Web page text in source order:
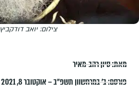
צילום: יואב דודקביץ
מאת:סיון רהב-מאיר
פורסם:ב׳ במרחשוון תשפ״ב – אוקטובר 8, 2021